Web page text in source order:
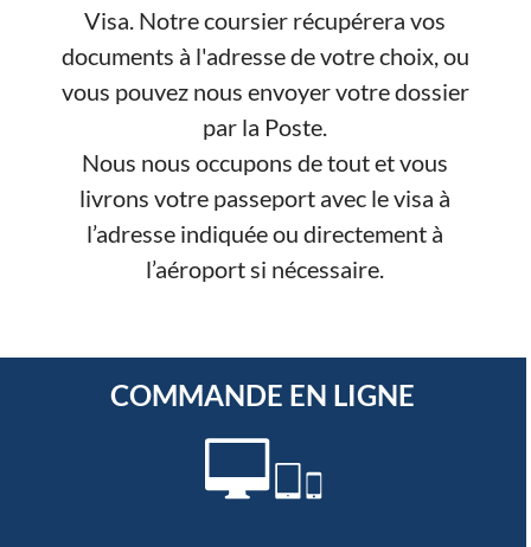
Visa. Notre coursier récupérera vos
documents à l'adresse de votre choix, ou
vous pouvez nous envoyer votre dossier
par la Poste.
Nous nous occupons de tout et vous
livrons votre passeport avec le visa à
l’adresse indiquée ou directement à
l’aéroport si nécessaire.
COMMANDE EN LIGNE